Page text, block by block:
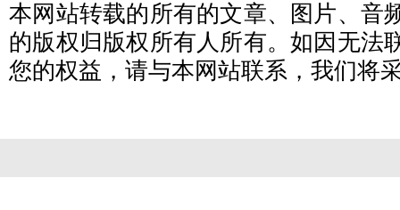
本网站转载的所有的文章、图片、音
的版权归版权所有人所有。如因无法
您的权益，请与本网站联系，我们将